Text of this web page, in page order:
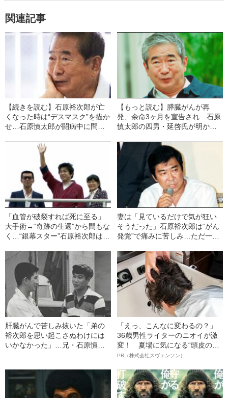
関連記事
【続きを読む】石原裕次郎が亡
くなった時は“デスマスク”を描か
せ…石原慎太郎が闘病中に問い
【もっと読む】膵臓がんが再
発、余命3ヶ月を宣告され…石原
慎太郎の四男・延啓氏が明か
「血管が破裂すれば死に至る」
大手術→“奇跡の生還”から間もな
く…“銀幕スター”石原裕次郎はな
妻は「見ているだけで気が狂い
そうだった」石原裕次郎は“がん
発覚”で痛みに苦しみ…ただ一人
肝臓がんで苦しみ抜いた「弟の
裕次郎を思い起こさぬわけには
いかなかった」…兄・石原慎太
「えっ、こんなに変わるの？」
36歳男性ライターのニオイが激
変！ 夏場に気になる“頭皮のニ
オイ”や“ベタつき”を解消す
ト”が生み出した徹底ケアとは
PR（株式会社スヴェンソン）